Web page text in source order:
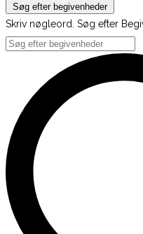
Søg efter begivenheder
Skriv nøgleord. Søg efter